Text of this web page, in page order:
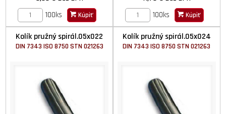
100ks
Kúpiť
100ks
Kúpiť
Kolík pružný spirál.05x022
DIN 7343 ISO 8750 STN 021263
Kolík pružný spirál.05x024
DIN 7343 ISO 8750 STN 021263